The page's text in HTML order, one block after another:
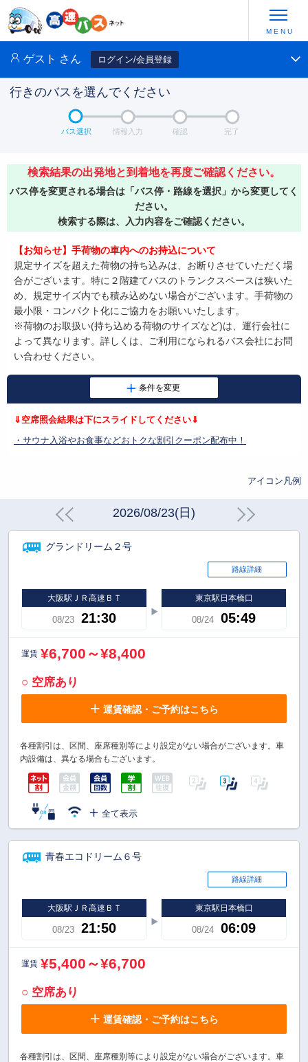
ゲスト さん ログイン/会員登録
行きのバスを選んでください
バス選択 情報入力 確認 完了
検索結果の出発地と到着地を再度ご確認ください。
バス停を変更される場合は「バス停・路線を選択」から変更してく
ださい。
検索する際は、入力内容をご確認ください。
【お知らせ】手荷物の車内へのお持込について
規定サイズを超えた荷物の持ち込みは、お断りさせていただく場
合がございます。特に２階建てバスのトランクスペースは狭いた
め、規定サイズ内でも積み込めない場合がございます。手荷物の
最小限・コンパクト化にご協力をお願いいたします。
※荷物のお取扱い(持ち込める荷物のサイズなど)は、運行会社に
よって異なります。詳しくは、ご利用になられるバス会社にお問
い合わせください。
⇓空席照会結果は下にスライドしてください⇓
・サウナ入浴やお食事などおトクな割引クーポン配布中！
アイコン凡例
2026/08/23(日)
グランドリーム２号
路線詳細
大阪駅ＪＲ高速ＢＴ
08/23 21:30
東京駅日本橋口
08/24 05:49
運賃 ¥6,700～¥8,400
○ 空席あり
運賃確認・ご予約はこちら
各種割引は、区間、座席種別等により設定がない場合がございます。車
内設備は、異なる場合もございます。
全て表示
青春エコドリーム６号
路線詳細
大阪駅ＪＲ高速ＢＴ
08/23 21:50
東京駅日本橋口
08/24 06:09
運賃 ¥5,400～¥6,700
○ 空席あり
運賃確認・ご予約はこちら
各種割引は、区間、座席種別等により設定がない場合がございます。車